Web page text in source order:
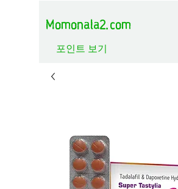
Momonala2.com
포인트 보기